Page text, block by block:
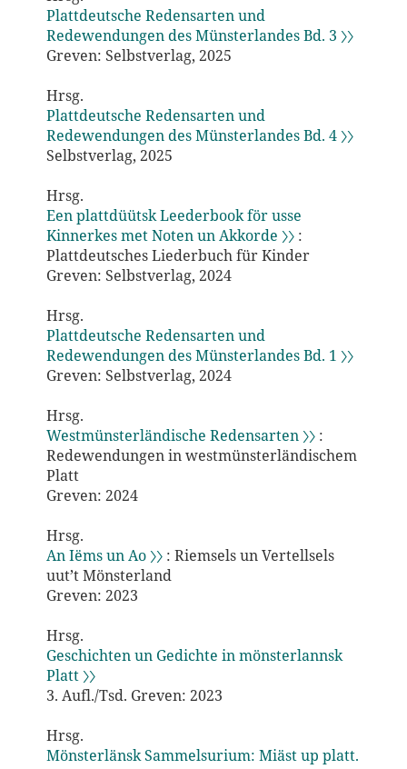
Plattdeutsche Redensarten und
Redewendungen des Münsterlandes Bd. 3 〉〉
Greven: Selbstverlag, 2025
Hrsg.
Plattdeutsche Redensarten und
Redewendungen des Münsterlandes Bd. 4 〉〉
Selbstverlag, 2025
Hrsg.
Een plattdüütsk Leederbook för usse
Kinnerkes met Noten un Akkorde 〉〉:
Plattdeutsches Liederbuch für Kinder
Greven: Selbstverlag, 2024
Hrsg.
Plattdeutsche Redensarten und
Redewendungen des Münsterlandes Bd. 1 〉〉
Greven: Selbstverlag, 2024
Hrsg.
Westmünsterländische Redensarten 〉〉:
Redewendungen in westmünsterländischem
Platt
Greven: 2024
Hrsg.
An Iëms un Ao 〉〉: Riemsels un Vertellsels
uut’t Mönsterland
Greven: 2023
Hrsg.
Geschichten un Gedichte in mönsterlannsk
Platt 〉〉
3. Aufl./Tsd. Greven: 2023
Hrsg.
Mönsterlänsk Sammelsurium: Miäst up platt.